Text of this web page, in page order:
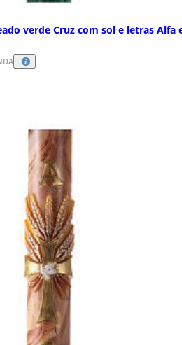
verde Cruz com sol e letras Alfa